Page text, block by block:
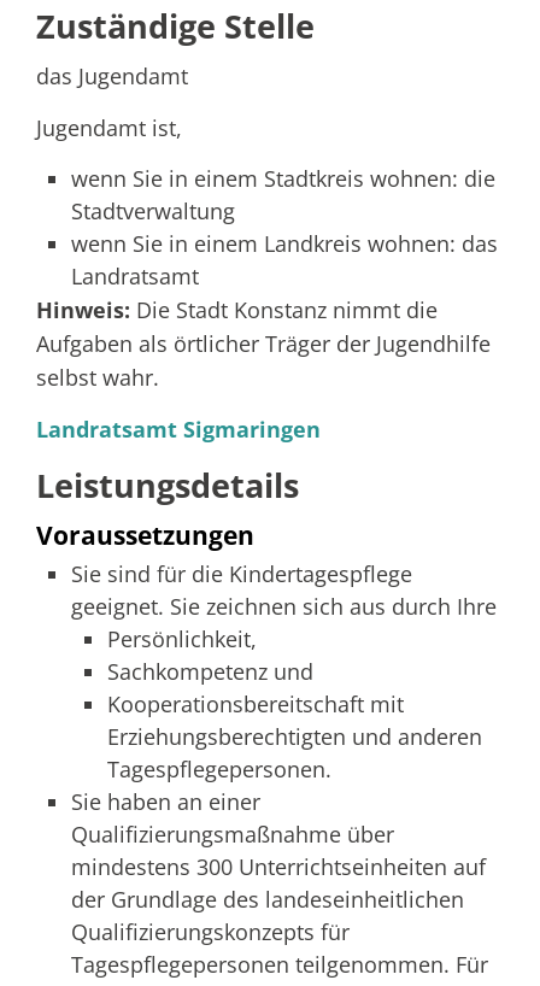
Zuständige Stelle
das Jugendamt
Jugendamt ist,
wenn Sie in einem Stadtkreis wohnen: die
Stadtverwaltung
wenn Sie in einem Landkreis wohnen: das
Landratsamt
Hinweis: Die Stadt Konstanz nimmt die
Aufgaben als örtlicher Träger der Jugendhilfe
selbst wahr.
Landratsamt Sigmaringen
Leistungsdetails
Voraussetzungen
Sie sind für die Kindertagespflege
geeignet. Sie zeichnen sich aus durch Ihre
Persönlichkeit,
Sachkompetenz und
Kooperationsbereitschaft mit
Erziehungsberechtigten und anderen
Tagespflegepersonen.
Sie haben an einer
Qualifizierungsmaßnahme über
mindestens 300 Unterrichtseinheiten auf
der Grundlage des landeseinheitlichen
Qualifizierungskonzepts für
Tagespflegepersonen teilgenommen. Für